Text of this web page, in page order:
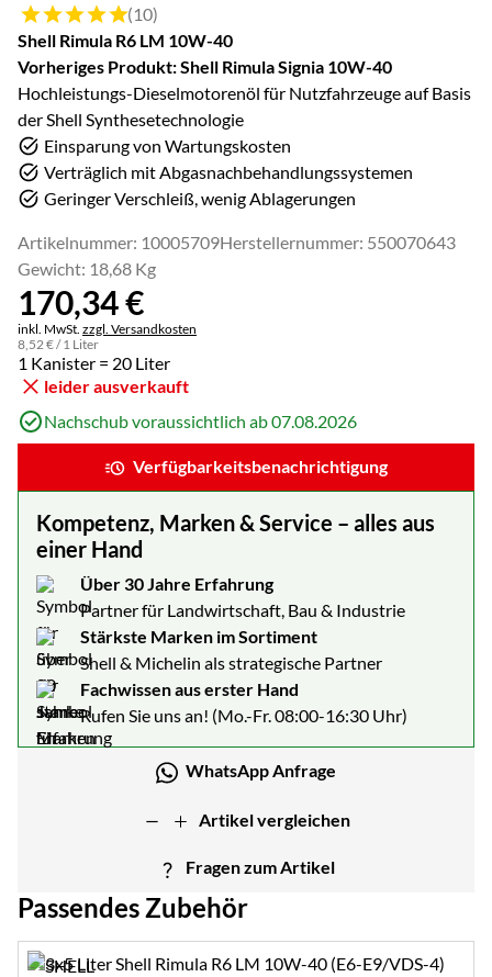
Bewertung: 5 von 5 (10 Bewertungen)
(10)
Shell Rimula R6 LM 10W-40
Vorheriges Produkt: Shell Rimula Signia 10W-40
Hochleistungs-Dieselmotorenöl für Nutzfahrzeuge auf Basis
der Shell Synthesetechnologie
Einsparung von Wartungskosten
Verträglich mit Abgasnachbehandlungssystemen
Geringer Verschleiß, wenig Ablagerungen
Artikelnummer: 10005709Herstellernummer: 550070643
Gewicht: 18,68 Kg
170,34€
Steuerhinweis:
inkl. MwSt. zzgl. Versandkosten
8 52 €/ 1 Liter
1 Kanister = 20 Liter
leider ausverkauft
Nachschub voraussichtlich ab 07.08.2026
Verfügbarkeitsbenachrichtigung
Kompetenz, Marken & Service – alles aus
einer Hand
Über 30 Jahre Erfahrung
Partner für Landwirtschaft, Bau & Industrie
Stärkste Marken im Sortiment
Shell & Michelin als strategische Partner
Fachwissen aus erster Hand
Rufen Sie uns an! (Mo.-Fr. 08:00-16:30 Uhr)
WhatsApp Anfrage
Artikel vergleichen
Fragen zum Artikel
Passendes Zubehör
Zubehör überspringen